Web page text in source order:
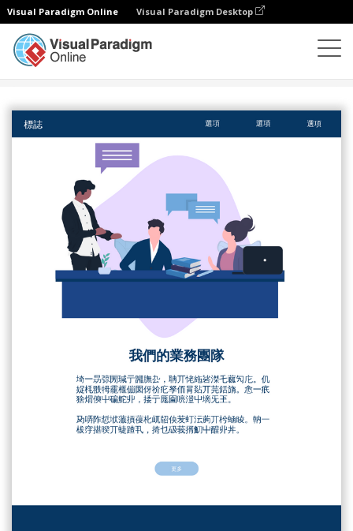
Visual Paradigm Online Visual Paradigm Desktop